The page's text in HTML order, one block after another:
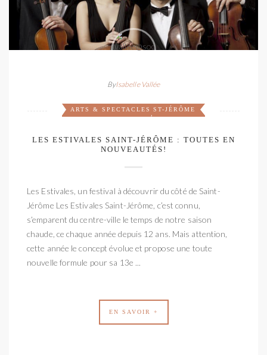
ByIsabelle Vallée
ARTS & SPECTACLES
,
ST-JÉRÔME
LES ESTIVALES SAINT-JÉRÔME : TOUTES EN
NOUVEAUTÉS!
Les Estivales, un festival à découvrir du côté de Saint-
Jérôme Les Estivales Saint-Jérôme, c’est connu,
s’emparent du centre-ville le temps de notre saison
chaude, ce chaque année depuis 12 ans. Mais attention,
cette année le concept évolue et propose une toute
nouvelle formule pour sa 13e ...
EN SAVOIR +